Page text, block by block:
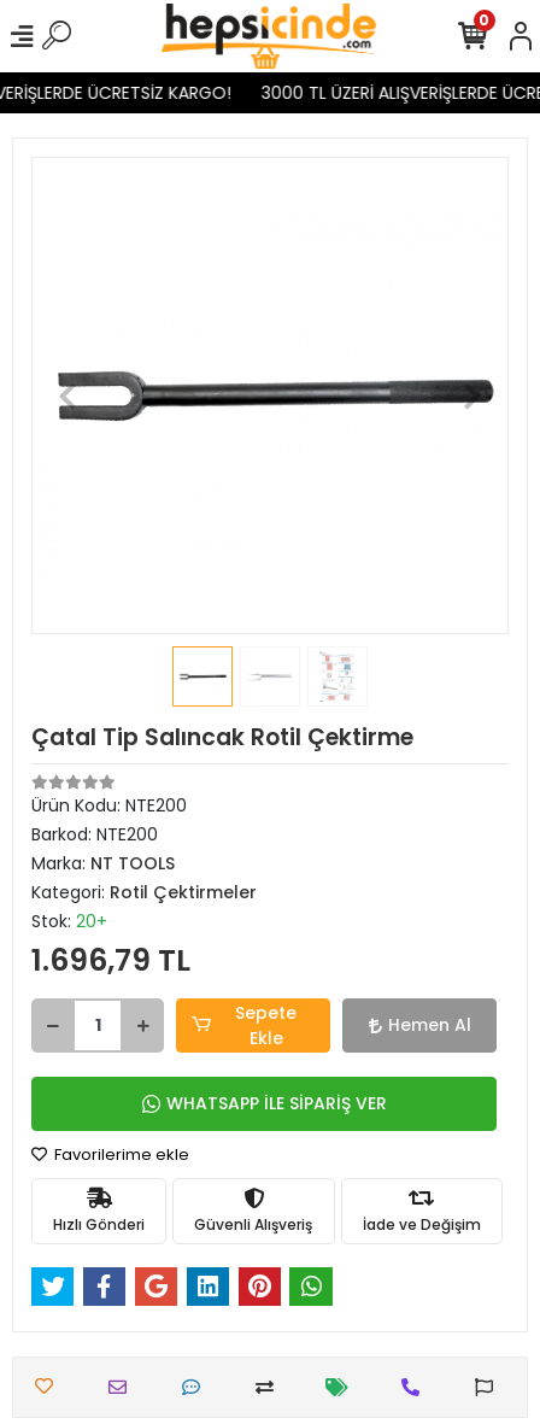
ÜCRETSİZ KARGO! 3000 TL ÜZERİ ALIŞVERİŞLERDE
0
Çatal Tip Salıncak Rotil Çektirme
Ürün Kodu: NTE200
Barkod: NTE200
Marka: NT TOOLS
Kategori: Rotil Çektirmeler
Stok: 20+
1.696,79 TL
Sepete
Ekle
Hemen Al
WHATSAPP İLE SİPARİŞ VER
Favorilerime ekle
Hızlı Gönderi Güvenli Alışveriş İade ve Değişim